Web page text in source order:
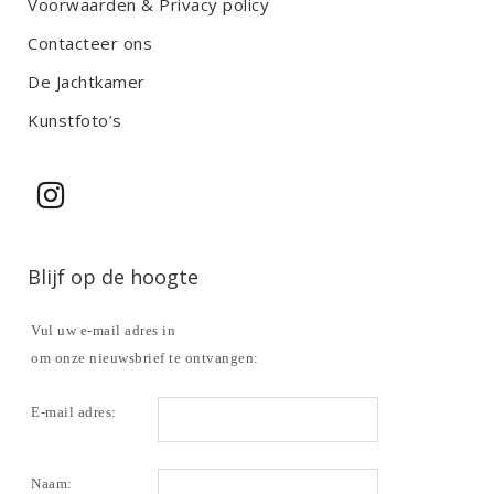
e
m
t
y
Contacteer ons
De Jachtkamer
Kunstfoto’s
Blijf op de hoogte
Vul uw e-mail adres in
om onze nieuwsbrief te ontvangen:
E-mail adres:
Naam: